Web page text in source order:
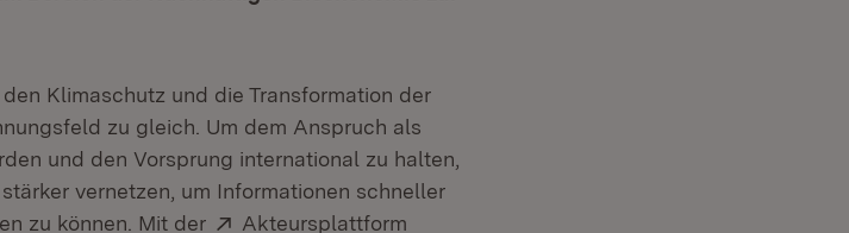
Klimaschutz und die Transformation der
zu gleich. Um dem Anspruch als
und den Vorsprung international zu halten,
vernetzen, um Informationen schneller
zu können. Mit der
Extern:
Akteursplattform